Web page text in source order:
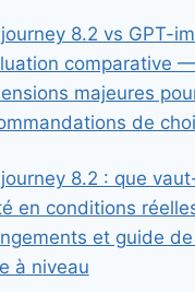
8.2 vs GPT-
comparative
majeures
de
8.2 : que
en conditions
et guide
à niveau